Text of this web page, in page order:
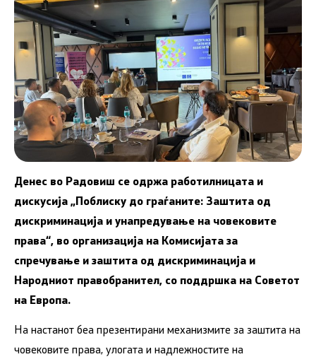
Денес во Радовиш се одржа работилницата и
дискусија „Поблиску до граѓаните: Заштита од
дискриминација и унапредување на човековите
права“, во организација на Комисијата за
спречување и заштита од дискриминација и
Народниот правобранител, со поддршка на Советот
на Европа.
На настанот беа презентирани механизмите за заштита на
човековите права, улогата и надлежностите на